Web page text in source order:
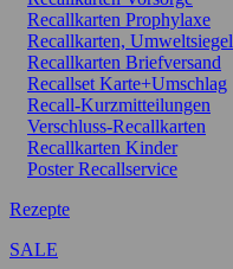
Recallkarten Prophylaxe
Recallkarten, Umweltsiegel
Recallkarten Briefversand
Recallset Karte+Umschlag
Recall-Kurzmitteilungen
Verschluss-Recallkarten
Recallkarten Kinder
Poster Recallservice
Rezepte
SALE